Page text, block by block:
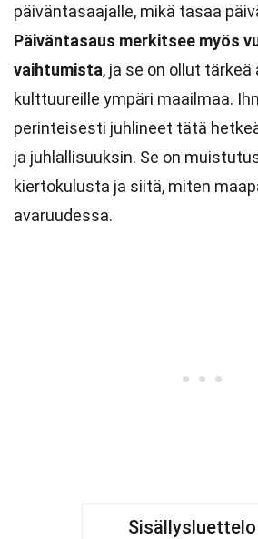
päiväntasaajalle, mikä tasaa
Päiväntasaus merkitsee myös
vaihtumista, ja se on ollut
kulttuureille ympäri maailmaa.
perinteisesti juhlineet tätä
ja juhlallisuuksin. Se on
kiertokulusta ja siitä, miten
avaruudessa.
Sisällysluettelo